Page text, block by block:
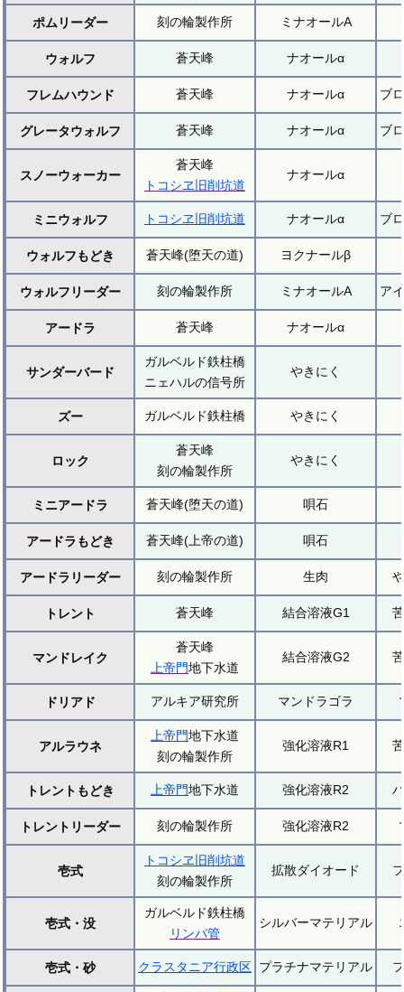
ポムリーダー 刻の輪製作所 ミナオールA
ウォルフ 蒼天峰 ナオールα
フレムハウンド 蒼天峰 ナオールα ブ
グレータウォルフ 蒼天峰 ナオールα ブ
スノーウォーカー
蒼天峰
トコシヱ旧削坑道
ナオールα
ミニウォルフ トコシヱ旧削坑道 ナオールα ブ
ウォルフもどき 蒼天峰(堕天の道) ヨクナールβ
ウォルフリーダー 刻の輪製作所 ミナオールA ア
アードラ 蒼天峰 ナオールα
サンダーバード
ガルベルド鉄柱橋
ニェハルの信号所
やきにく
ズー ガルベルド鉄柱橋 やきにく
ロック
蒼天峰
刻の輪製作所
やきにく
ミニアードラ 蒼天峰(堕天の道) 唄石
アードラもどき 蒼天峰(上帝の道) 唄石
アードラリーダー 刻の輪製作所 生肉
トレント 蒼天峰 結合溶液G1
マンドレイク
蒼天峰
上帝門地下水道
結合溶液G2
ドリアド アルキア研究所 マンドラゴラ
アルラウネ
上帝門地下水道
刻の輪製作所
強化溶液R1
トレントもどき 上帝門地下水道 強化溶液R2
トレントリーダー 刻の輪製作所 強化溶液R2
壱式
トコシヱ旧削坑道
刻の輪製作所
拡散ダイオード
壱式・没
ガルベルド鉄柱橋
リンパ管
シルバーマテリアル
壱式・砂 クラスタニア行政区 プラチナマテリアル